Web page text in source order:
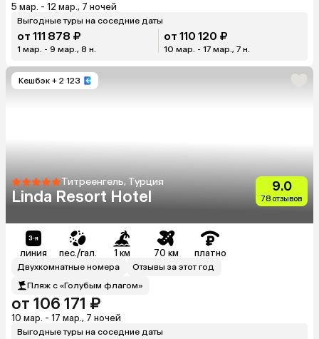
5 мар. - 12 мар., 7 ночей
Выгодные туры на соседние даты
от 111 878 ₽
1 мар. - 9 мар., 8 н.
от 110 120 ₽
10 мар. - 17 мар., 7 н.
Кешбэк + 2 123
Титреенгель, Турция
Linda Resort Hotel
9.0
78 отзывов
линия пес./гал. 1 км 70 км платно
Двухкомнатные номера
Отзывы за этот год
Пляж с «Голубым флагом»
от 106 171 ₽
10 мар. - 17 мар., 7 ночей
Выгодные туры на соседние даты